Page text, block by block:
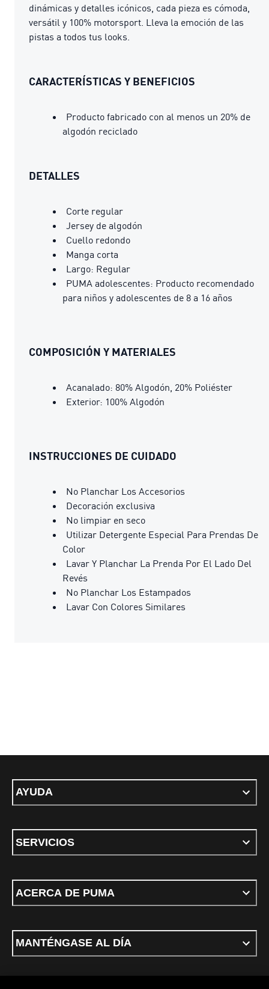
dinámicas y detalles icónicos, cada pieza es cómoda,
versátil y 100% motorsport. Lleva la emoción de las
pistas a todos tus looks.
CARACTERÍSTICAS Y BENEFICIOS
Producto fabricado con al menos un 20% de
algodón reciclado
DETALLES
Corte regular
Jersey de algodón
Cuello redondo
Manga corta
Largo: Regular
PUMA adolescentes: Producto recomendado
para niños y adolescentes de 8 a 16 años
COMPOSICIÓN Y MATERIALES
Acanalado: 80% Algodón, 20% Poliéster
Exterior: 100% Algodón
INSTRUCCIONES DE CUIDADO
No Planchar Los Accesorios
Decoración exclusiva
No limpiar en seco
Utilizar Detergente Especial Para Prendas De
Color
Lavar Y Planchar La Prenda Por El Lado Del
Revés
No Planchar Los Estampados
Lavar Con Colores Similares
AYUDA
SERVICIOS
ACERCA DE PUMA
MANTÉNGASE AL DÍA